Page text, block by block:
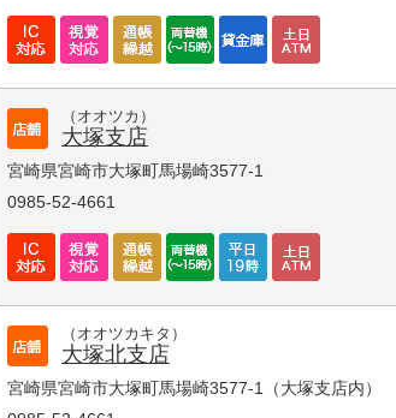
（オオツカ）
大塚支店
宮崎県宮崎市大塚町馬場崎3577-1
0985-52-4661
（オオツカキタ）
大塚北支店
宮崎県宮崎市大塚町馬場崎3577-1（大塚支店内）